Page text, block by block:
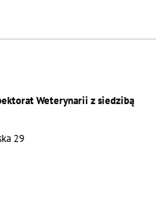
Weterynarii z siedzibą
29